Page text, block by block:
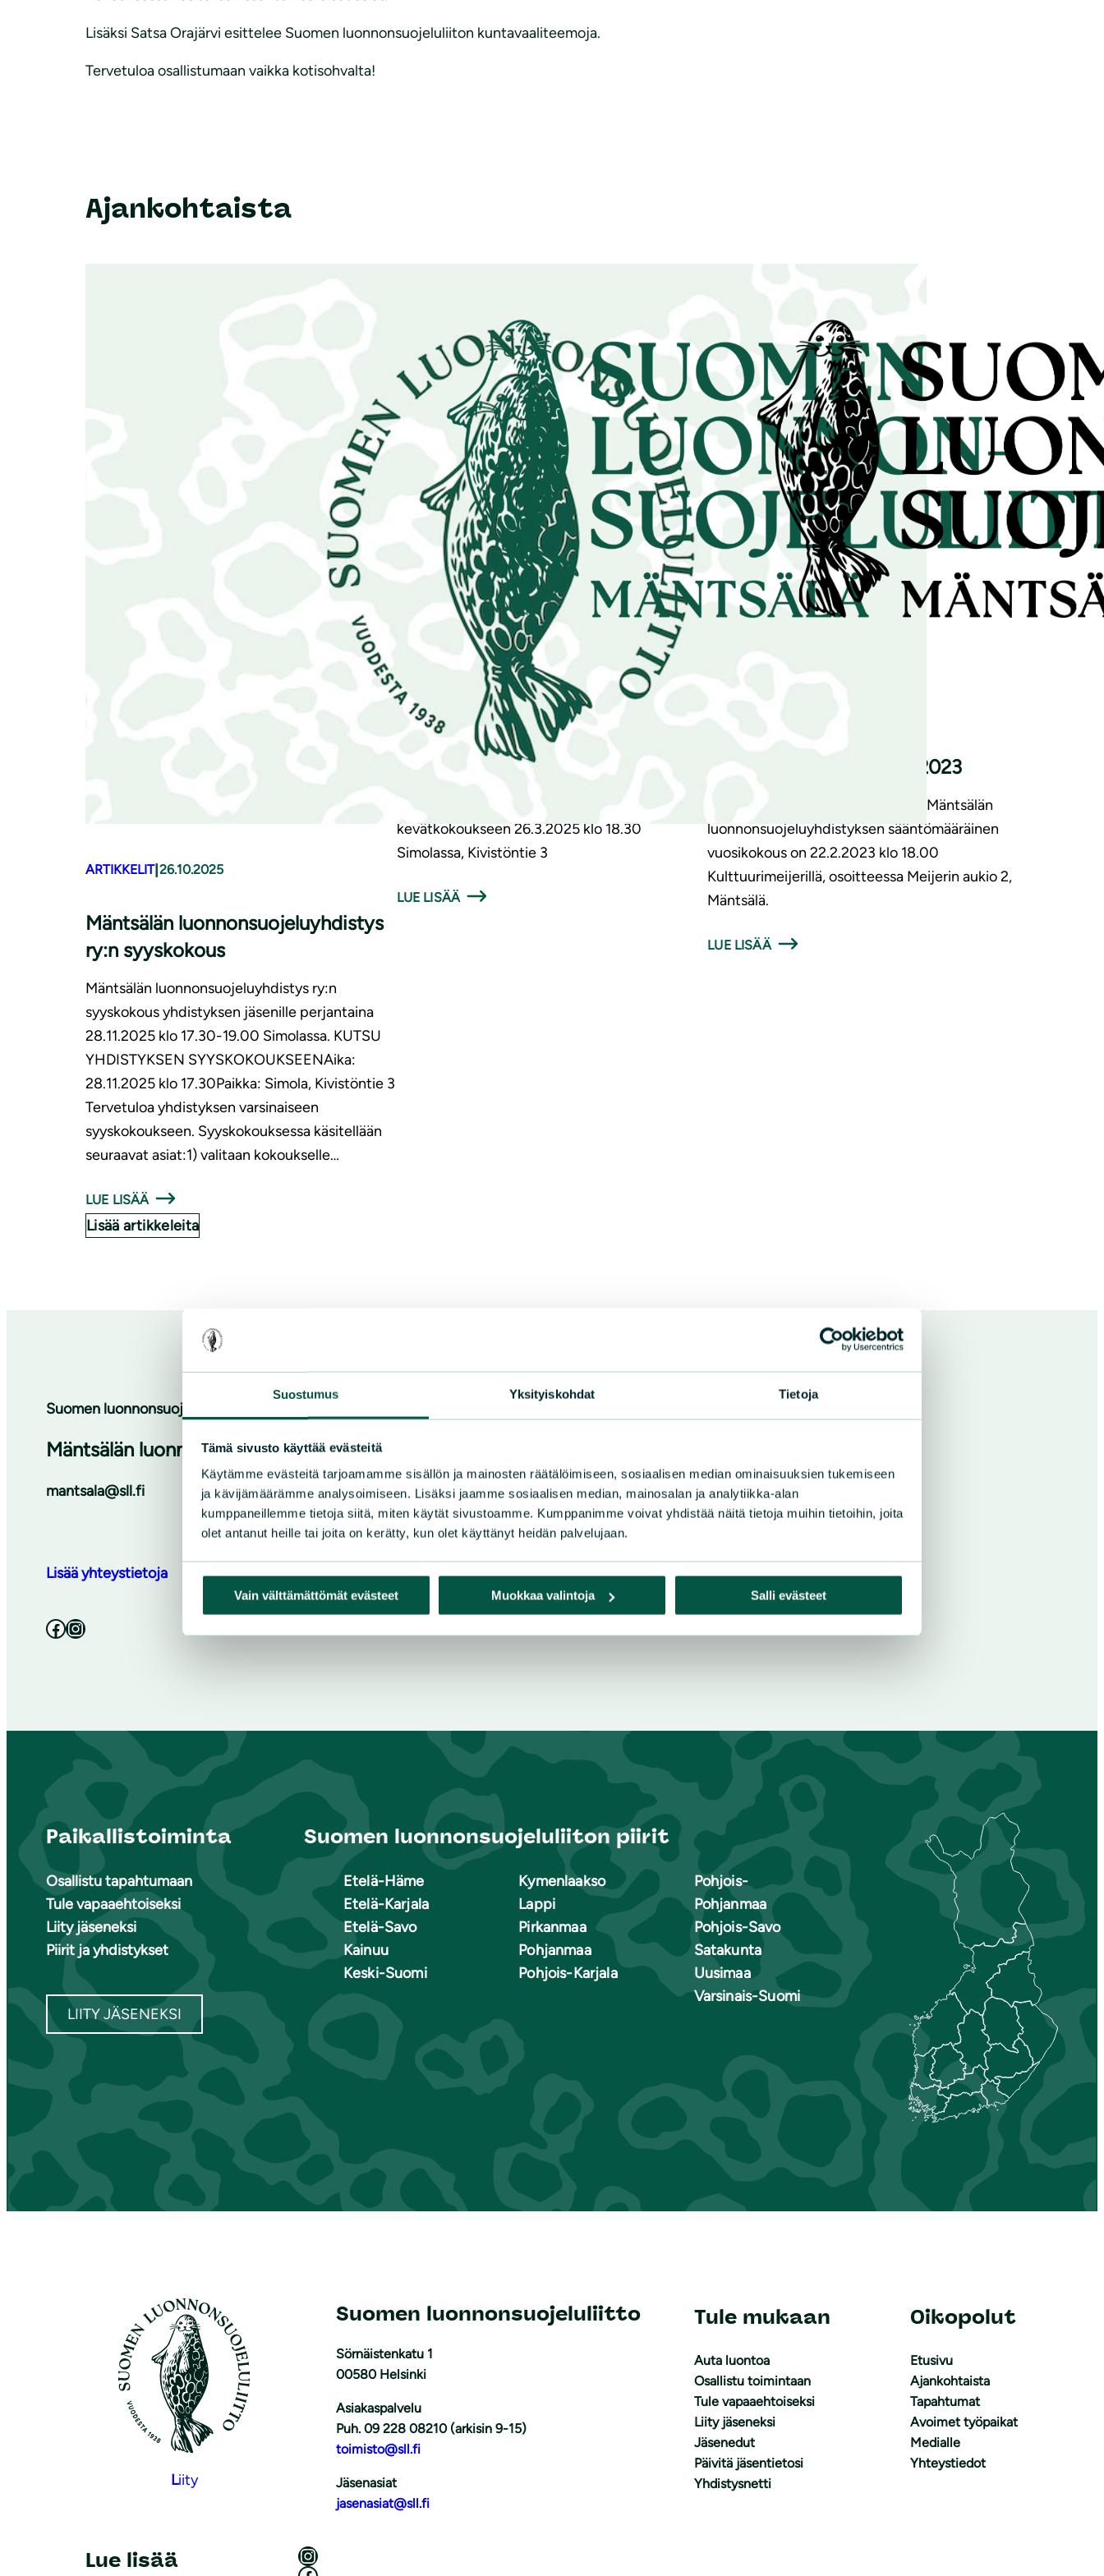
Suostumus Yksityiskohdat Tietoja
Tämä sivusto käyttää evästeitä
Käytämme evästeitä tarjoamamme sisällön ja mainosten räätälöimiseen, sosiaalisen median ominaisuuksien tukemiseen
ja kävijämäärämme analysoimiseen. Lisäksi jaamme sosiaalisen median, mainosalan ja analytiikka-alan
kumppaneillemme tietoja siitä, miten käytät sivustoamme. Kumppanimme voivat yhdistää näitä tietoja muihin tietoihin, joita
olet antanut heille tai joita on kerätty, kun olet käyttänyt heidän palvelujaan.
Vain välttämättömät evästeet Muokkaa valintoja Salli evästeet
Lisäksi Satsa Orajärvi esittelee Suomen luonnonsuojeluliiton kuntavaaliteemoja.
Tervetuloa osallistumaan vaikka kotisohvalta!
Ajankohtaista
ARTIKKELIT| 26.10.2025
Mäntsälän luonnonsuojeluyhdistys
ry:n syyskokous
Mäntsälän luonnonsuojeluyhdistys ry:n
syyskokous yhdistyksen jäsenille perjantaina
28.11.2025 klo 17.30-19.00 Simolassa. KUTSU
YHDISTYKSEN SYYSKOKOUKSEENAika:
28.11.2025 klo 17.30Paikka: Simola, Kivistöntie 3
Tervetuloa yhdistyksen varsinaiseen
syyskokoukseen. Syyskokouksessa käsitellään
seuraavat asiat:1) valitaan kokoukselle…
LUE LISÄÄ
ARTIKKELIT 10.2.2025
Kutsu kevätkokoukseen
kevätkokoukseen 26.3.2025 klo 18.30
Simolassa, Kivistöntie 3
LUE LISÄÄ
Kutsu vuosikokoukseen 2023
Tervetuloa vaikuttamaan asioihin! Mäntsälän
luonnonsuojeluyhdistyksen sääntömääräinen
vuosikokous on 22.2.2023 klo 18.00
Kulttuurimeijerillä, osoitteessa Meijerin aukio 2,
Mäntsälä.
LUE LISÄÄ
Lisää artikkeleita
Suomen luonnonsuojeluliiton Uudenmaan piiri
Mäntsälän luonnonsuojeluyhdistys ry
mantsala@sll.fi
Lisää yhteystietoja
Facebook Instagram
Paikallistoiminta
Osallistu tapahtumaan
Tule vapaaehtoiseksi
Liity jäseneksi
Piirit ja yhdistykset
LIITY JÄSENEKSI
Suomen luonnonsuojeluliiton piirit
Etelä-Häme
Etelä-Karjala
Etelä-Savo
Kainuu
Keski-Suomi
Kymenlaakso
Lappi
Pirkanmaa
Pohjanmaa
Pohjois-Karjala
Pohjois-
Pohjanmaa
Pohjois-Savo
Satakunta
Uusimaa
Varsinais-Suomi
Liity
Suomen luonnonsuojeluliitto
Sörnäistenkatu 1
00580 Helsinki
Asiakaspalvelu
Puh. 09 228 08210 (arkisin 9-15)
toimisto@sll.fi
Jäsenasiat
jasenasiat@sll.fi
Tule mukaan
Auta luontoa
Osallistu toimintaan
Tule vapaaehtoiseksi
Liity jäseneksi
Jäsenedut
Päivitä jäsentietosi
Yhdistysnetti
Oikopolut
Etusivu
Ajankohtaista
Tapahtumat
Avoimet työpaikat
Medialle
Yhteystiedot
Lue lisää
Luonnonsuojeluliitto Instagramissa